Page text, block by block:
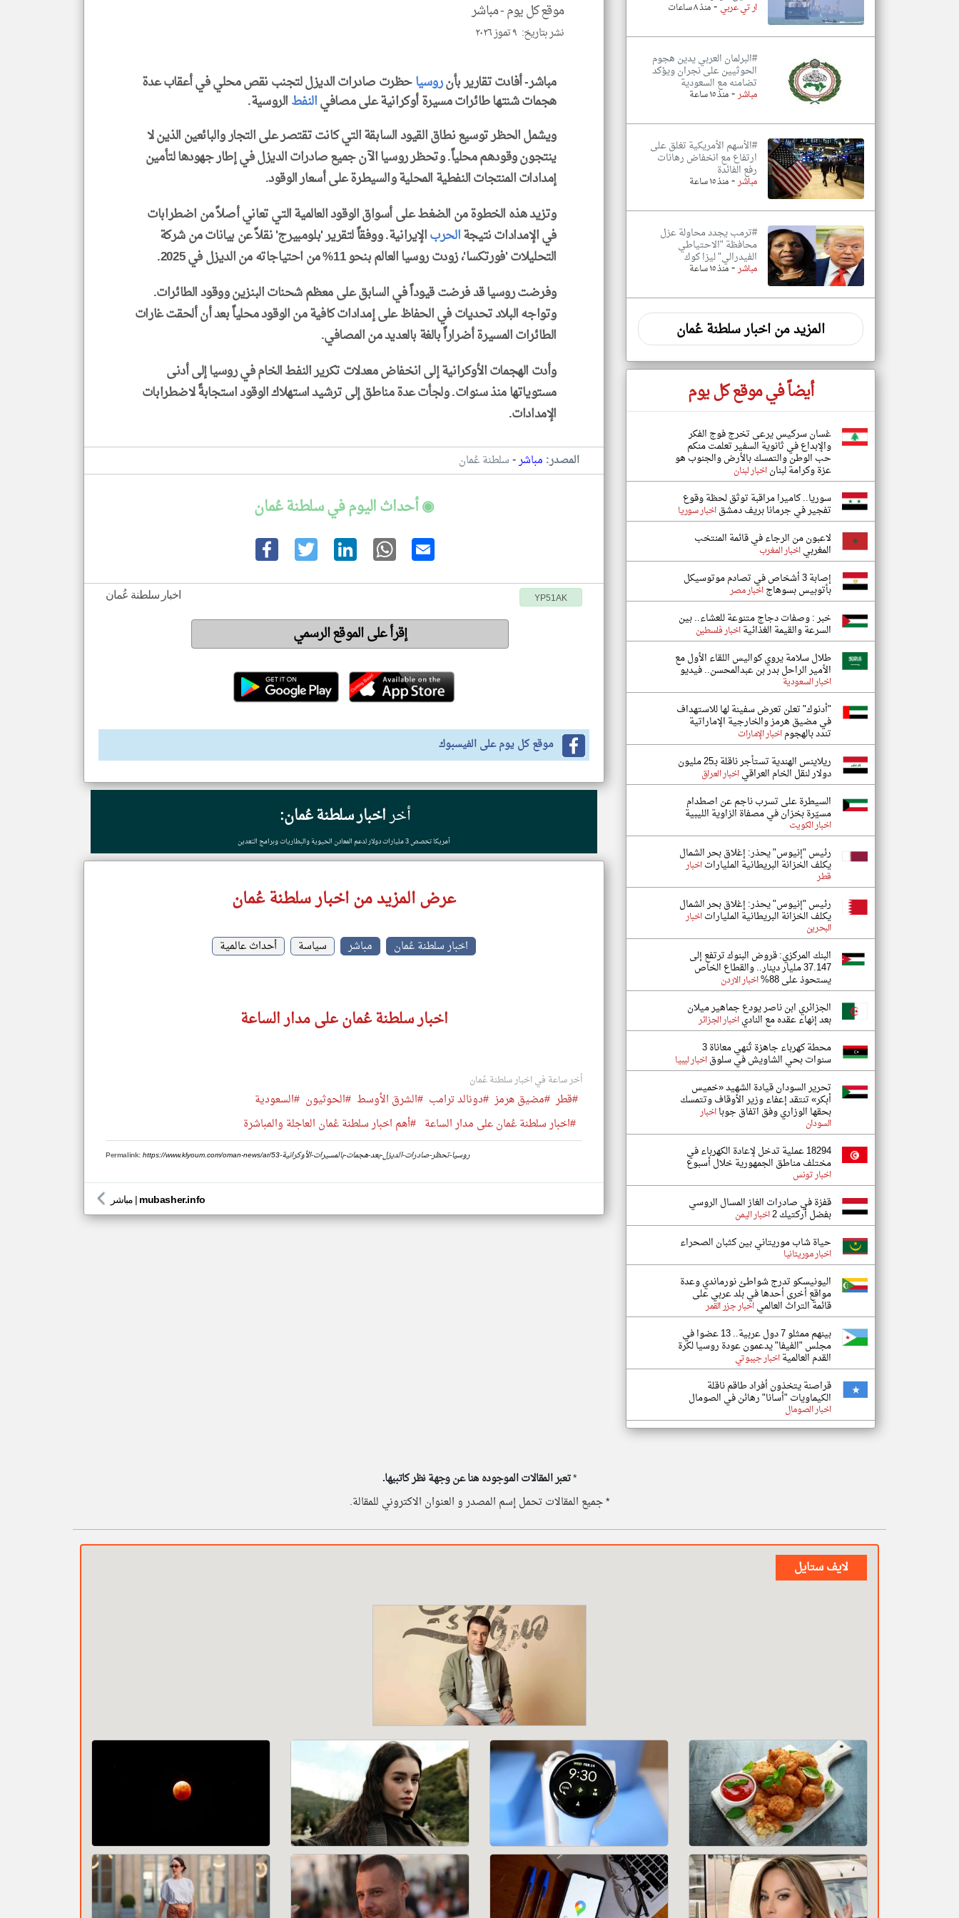
موقع كل يوم -مباشر
نشر بتاريخ: ٩ تموز ٢٠٢٦
مباشر- أفادت تقارير بأنروسياحظرت صادرات الديزل لتجنب نقص محلي في أعقاب عدة
هجمات شنتها طائرات مسيرة أوكرانية على مصافيالنفطالروسية.
ويشمل الحظر توسيع نطاق القيود السابقة التي كانت تقتصر على التجار والبائعين الذين لا
ينتجون وقودهم محلياً. وتحظر روسيا الآن جميع صادرات الديزل في إطار جهودها لتأمين
إمدادات المنتجات النفطية المحلية والسيطرة على أسعار الوقود.
وتزيد هذه الخطوة من الضغط على أسواق الوقود العالمية التي تعاني أصلاً من اضطرابات
في الإمدادات نتيجةالحربالإيرانية. ووفقاً لتقرير 'بلومبيرج' نقلاً عن بيانات من شركة
التحليلات 'فورتكسا'، زودت روسيا العالم بنحو 11% من احتياجاته من الديزل في 2025.
وفرضت روسيا قد فرضت قيوداً في السابق على معظم شحنات البنزين ووقود الطائرات.
وتواجه البلاد تحديات في الحفاظ على إمدادات كافية من الوقود محلياً بعد أن ألحقت غارات
الطائرات المسيرة أضراراً بالغة بالعديد من المصافي.
وأدت الهجمات الأوكرانية إلى انخفاض معدلات تكرير النفط الخام في روسيا إلى أدنى
مستوياتها منذ سنوات. ولجأت عدة مناطق إلى ترشيد استهلاك الوقود استجابةً لاضطرابات
الإمدادات.
المصدر: مباشر-سلطنة عُمان
◉ أحداث اليوم في سلطنة عُمان
اخبار سلطنة عُمان YP51AK
إقرأ على الموقع الرسمي
موقع كل يوم على الفيسبوك
أخراخبار سلطنة عُمان:
أمريكا تخصص 3 مليارات دولار لدعم المعادن الحيوية والبطاريات وبرامج التعدين
عرض المزيد من اخبار سلطنة عُمان
اخبار سلطنة عُمان مباشر سياسة أحداث عالمية
اخبار سلطنة عُمان على مدار الساعة
أخر ساعة في اخبار سلطنة عُمان
#قطر #مضيق هرمز #دونالد ترامب #الشرق الأوسط #الحوثيون #السعودية
#اخبار سلطنة عُمان على مدار الساعة #أهم اخبار سلطنة عُمان العاجلة والمباشرة
Permalink: https://www.klyoum.com/oman-news/ar/53-روسيا-تحظر-صادرات-الديزل-بعد-هجمات-بالمسيرات-الأوكرانية
مباشر | mubasher.info
ار تي عربي -منذ ٨ ساعات
#البرلمان العربي يدين هجوم
الحوثيين على نجران ويؤكد
تضامنه مع السعودية
مباشر-منذ ١٥ ساعة
#الأسهم الأمريكية تغلق على
ارتفاع مع انخفاض رهانات
رفع الفائدة
مباشر-منذ ١٥ ساعة
#ترمب يجدد محاولة عزل
محافظة "الاحتياطي
الفيدرالي" ليزا كوك
مباشر-منذ ١٥ ساعة
المزيد من اخبار سلطنة عُمان
أيضاً في موقع كل يوم
غسان سركيس يرعى تخرج فوج الفكر
والإبداع في ثانوية السفير تعلمت منكم
حب الوطن والتمسك بالأرض والجنوب هو
عزة وكرامة لبناناخبار لبنان
سوريا.. كاميرا مراقبة توثق لحظة وقوع
تفجير في جرمانا بريف دمشقاخبار سوريا
لاعبون من الرجاء في قائمة المنتخب
المغربياخبار المغرب
إصابة 3 أشخاص في تصادم موتوسيكل
بأتوبيس بسوهاجاخبار مصر
خبر : وصفات دجاج متنوعة للعشاء.. بين
السرعة والقيمة الغذائيةاخبار فلسطين
طلال سلامة يروي كواليس اللقاء الأول مع
الأمير الراحل بدر بن عبدالمحسن.. فيديو
اخبار السعودية
"أدنوك" تعلن تعرض سفينة لها للاستهداف
في مضيق هرمز والخارجية الإماراتية
تندد بالهجوماخبار الإمارات
ريلاينس الهندية تستأجر ناقلة بـ25 مليون
دولار لنقل الخام العراقياخبار العراق
السيطرة على تسرب ناجم عن اصطدام
مسيّرة بخزان في مصفاة الزاوية الليبية
اخبار الكويت
رئيس "إنيوس" يحذر: إغلاق بحر الشمال
يكلف الخزانة البريطانية الملياراتاخبار
قطر
رئيس "إنيوس" يحذر: إغلاق بحر الشمال
يكلف الخزانة البريطانية الملياراتاخبار
البحرين
البنك المركزي: قروض البنوك ترتفع إلى
37.147 مليار دينار.. والقطاع الخاص
يستحوذ على 88% اخبار الاردن
الجزائري ابن ناصر يودع جماهير ميلان
بعد إنهاء عقده مع النادياخبار الجزائر
محطة كهرباء جاهزة تُنهي معاناة 3
سنوات بحي الشاويش في سلوقاخبار ليبيا
تحرير السودان قيادة الشهيد «خميس
أبكر» تنتقد إعفاء وزير الأوقاف وتتمسك
بحقها الوزاري وفق اتفاق جوبااخبار
السودان
18294 عملية تدخل لإعادة الكهرباء في
مختلف مناطق الجمهورية خلال أسبوع
اخبار تونس
قفزة في صادرات الغاز المسال الروسي
بفضل أركتيك 2 اخبار اليمن
حياة شاب موريتاني بين كثبان الصحراء
اخبار موريتانيا
اليونيسكو تدرج شواطئ نورماندي وعدة
مواقع أخرى أحدها في بلد عربي على
قائمة التراث العالمياخبار جزر القمر
بينهم ممثلو 7 دول عربية.. 13 عضوا في
مجلس "الفيفا" يدعمون عودة روسيا لكرة
القدم العالميةاخبار جيبوتي
قراصنة يتخذون أفراد طاقم ناقلة
الكيماويات "أسانا" رهائن في الصومال
اخبار الصومال
*تعبر المقالات الموجوده هنا عن وجهة نظر كاتبيها.
* جميع المقالات تحمل إسم المصدر و العنوان الاكتروني للمقالة.
لايف ستايل
klyoum.com